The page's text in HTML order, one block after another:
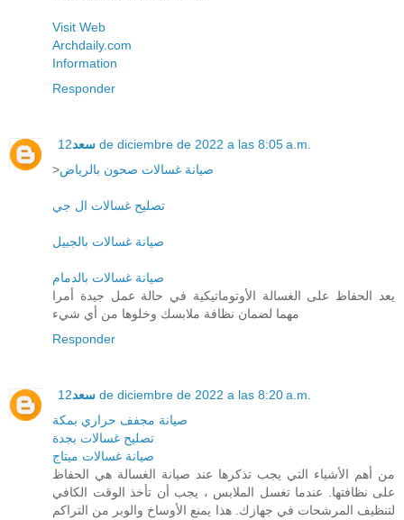
Visit Web
Archdaily.com
Information
Responder
سعد 12 de diciembre de 2022 a las 8:05 a.m.
>صيانة غسالات صحون بالرياض
تصليح غسالات ال جي
صيانة غسالات بالجبيل
صيانة غسالات بالدمام
يعد الحفاظ على الغسالة الأوتوماتيكية في حالة عمل جيدة أمرا
مهما لضمان نظافة ملابسك وخلوها من أي شيء
Responder
سعد 12 de diciembre de 2022 a las 8:20 a.m.
صيانة مجفف حراري بمكة
تصليح غسالات بجدة
صيانة غسالات ميتاج
من أهم الأشياء التي يجب تذكرها عند صيانة الغسالة هي الحفاظ
على نظافتها. عندما تغسل الملابس ، يجب أن تأخذ الوقت الكافي
لتنظيف المرشحات في جهازك. هذا يمنع الأوساخ والوبر من التراكم